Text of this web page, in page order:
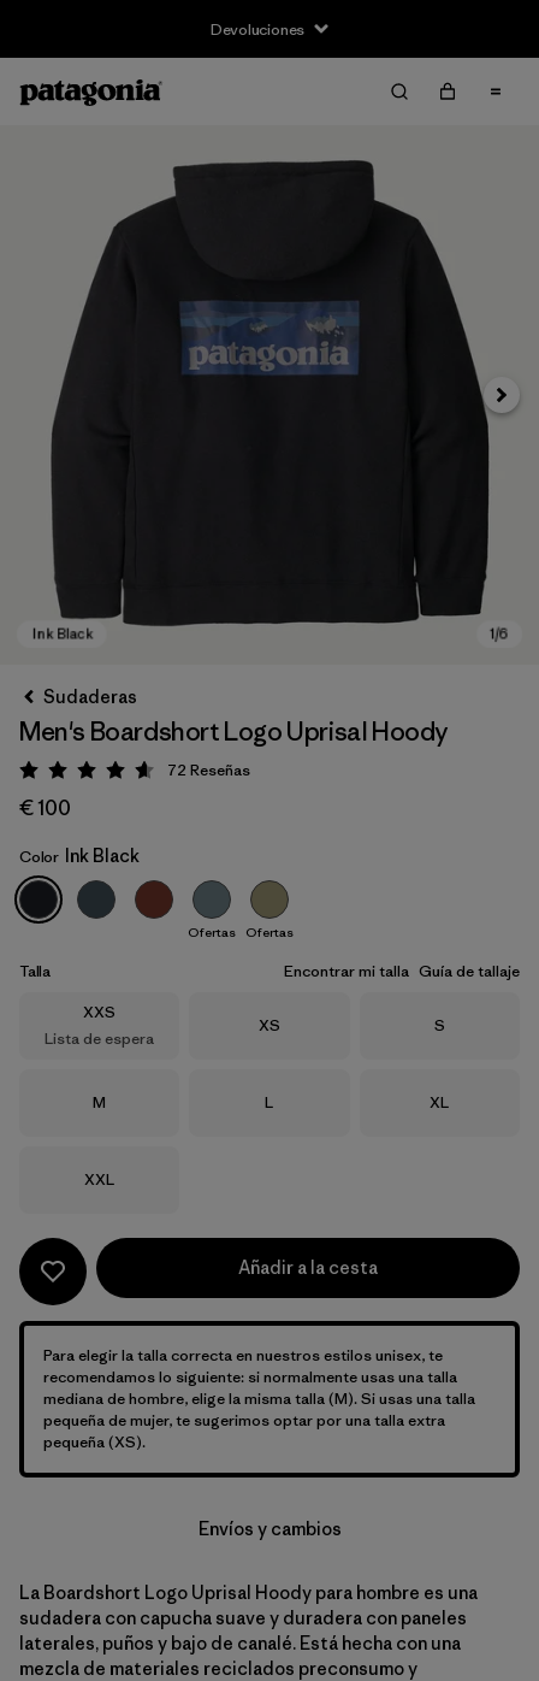
Devoluciones
Ink Black
Sudaderas
Men's Boardshort Logo Uprisal Hoody
Puntuación: 4.7 / 5
72 Reseñas
€ 100
Color Ink Black
Ofertas Ofertas
Talla Encontrar mi talla Guía de tallaje
Talla
XXS
Lista de espera
Talla
XS Talla
S
Talla
M Talla
L Talla
XL
Talla
XXL
Añadir a la cesta
Para elegir la talla correcta en nuestros estilos unisex, te
recomendamos lo siguiente: si normalmente usas una talla
mediana de hombre, elige la misma talla (M). Si usas una talla
pequeña de mujer, te sugerimos optar por una talla extra
pequeña (XS).
Envíos y cambios
La Boardshort Logo Uprisal Hoody para hombre es una
sudadera con capucha suave y duradera con paneles
laterales, puños y bajo de canalé. Está hecha con una
mezcla de materiales reciclados preconsumo y